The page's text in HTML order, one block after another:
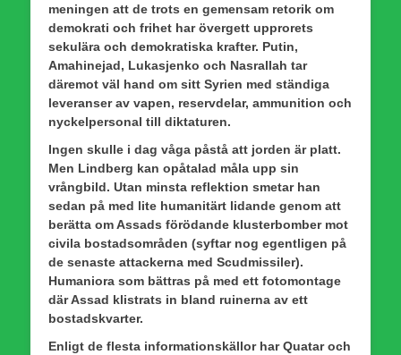
meningen att de trots en gemensam retorik om
demokrati och frihet har övergett upprorets
sekulära och demokratiska krafter. Putin,
Amahinejad, Lukasjenko och Nasrallah tar
däremot väl hand om sitt Syrien med ständiga
leveranser av vapen, reservdelar, ammunition och
nyckelpersonal till diktaturen.
Ingen skulle i dag våga påstå att jorden är platt.
Men Lindberg kan opåtalad måla upp sin
vrångbild. Utan minsta reflektion smetar han
sedan på med lite humanitärt lidande genom att
berätta om Assads förödande klusterbomber mot
civila bostadsområden (syftar nog egentligen på
de senaste attackerna med Scudmissiler).
Humaniora som bättras på med ett fotomontage
där Assad klistrats in bland ruinerna av ett
bostadskvarter.
Enligt de flesta informationskällor har Quatar och